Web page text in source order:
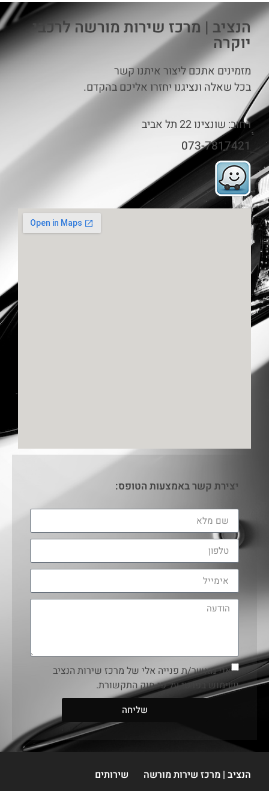
הנציב | מרכז שירות מורשה לרכבי
יוקרה
מזמינים אתכם ליצור איתנו קשר
בכל שאלה ונציגנו יחזרו אליכם בהקדם.
רחוב: שונצינו 22 תל אביב
073-7817421
יצירת קשר באמצעות הטופס:
אני מאשר/ת פנייה אלי של מרכז שירות הנציב
ושימוש בפרטי על פי חוק התקשורת.
שליחה
הנציב | מרכז שירות מורשה
שירותים